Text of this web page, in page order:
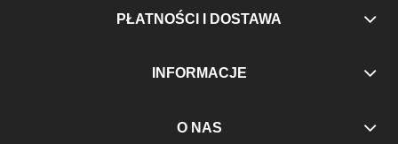
PŁATNOŚCI I DOSTAWA
INFORMACJE
O NAS